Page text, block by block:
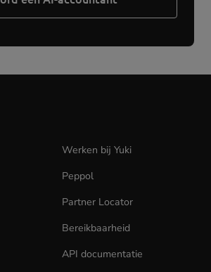
Werken bij Yuki
Peppol
Partner Locator
Bereikbaarheid
API documentatie